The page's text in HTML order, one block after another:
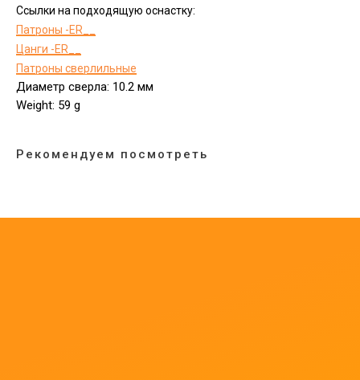
Ссылки на подходящую оснастку:
Патроны -ER__
Цанги -ER__
Патроны сверлильные
Диаметр сверла: 10.2 мм
Weight: 59 g
Рекомендуем посмотреть